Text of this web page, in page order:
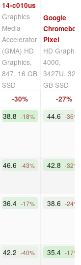
14-c010us
Graphics
Media
Accelerator
(GMA) HD
Graphics,
847, 16 GB
SSD
Google
Pixel
HD
4000,
3427U, 32
GB SSD
-30% -27%
38.8 -18% 44.6 -36%
46.6 -43% 42.8 -32%
36.4 -17% 38.6 -24%
42.2 -40% 35.4 -17%